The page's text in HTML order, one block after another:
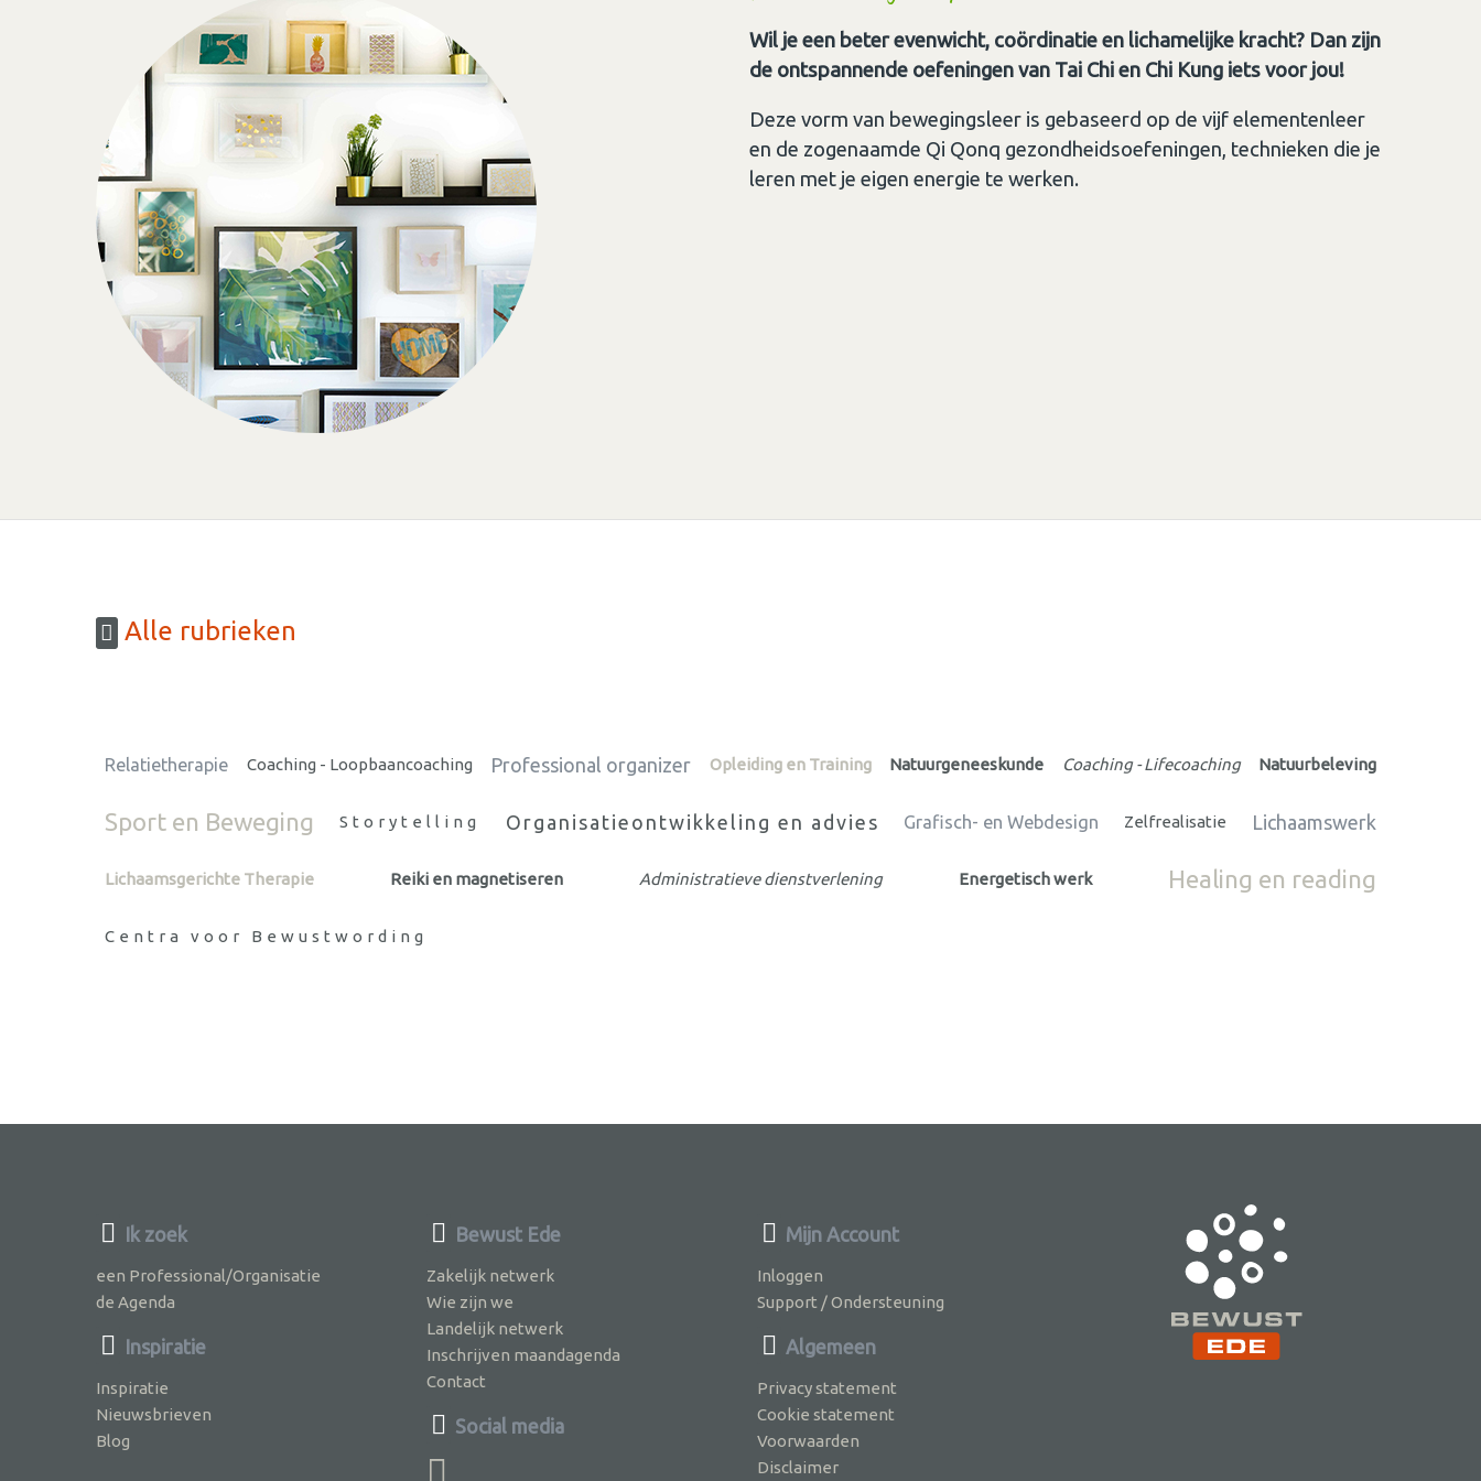
Wil je een beter evenwicht, coördinatie en lichamelijke kracht? Dan zijn
de ontspannende oefeningen van Tai Chi en Chi Kung iets voor jou!
Deze vorm van bewegingsleer is gebaseerd op de vijf elementenleer
en de zogenaamde Qi Qonq gezondheidsoefeningen, technieken die je
leren met je eigen energie te werken.
Alle rubrieken
Relatietherapie Coaching - Loopbaancoaching Professional organizer Opleiding en Training Natuurgeneeskunde Coaching - Lifecoaching Natuurbeleving
Sport en Beweging Storytelling Organisatieontwikkeling en advies Grafisch- en Webdesign Zelfrealisatie Lichaamswerk
Lichaamsgerichte Therapie Reiki en magnetiseren Administratieve dienstverlening Energetisch werk Healing en reading
Centra voor Bewustwording
Ik zoek
een Professional/Organisatie
de Agenda
Inspiratie
Inspiratie
Nieuwsbrieven
Blog
Bewust Ede
Zakelijk netwerk
Wie zijn we
Landelijk netwerk
Inschrijven maandagenda
Contact
Social media
Mijn Account
Inloggen
Support / Ondersteuning
Algemeen
Privacy statement
Cookie statement
Voorwaarden
Disclaimer